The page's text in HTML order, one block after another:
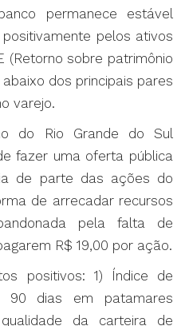
permanece estável
pelos ativos
(Retorno sobre patrimônio
dos principais pares
varejo.
do Rio Grande do Sul
fazer uma oferta pública
de parte das ações do
de arrecadar recursos
pela falta de
R$ 19,00 por ação.
positivos: 1) Índice de
90 dias em patamares
da carteira de